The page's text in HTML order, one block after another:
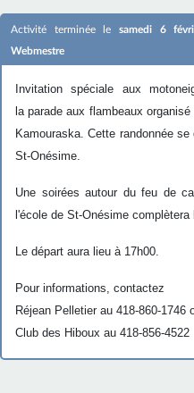
Activité terminée le samedi 6
Webmestre
Invitation spéciale aux
laparade aux flambeaux
Kamouraska. Cette randonnée se
St-Onésime.
Une soirées autour du feu de
l'école de St-Onésime
Le départ aura lieu à 17h00.
Pour informations, contactez
Réjean Pelletier au 418-860-1746
Club des Hiboux au 418-856-4522